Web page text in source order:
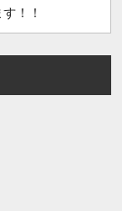
！！